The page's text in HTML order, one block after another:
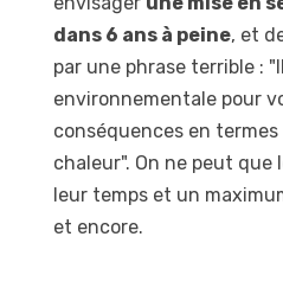
dans 6 ans à peine, et
par une phrase terrible :
environnementale pour
conséquences en
chaleur". On ne peut que
leur temps et un
et encore.